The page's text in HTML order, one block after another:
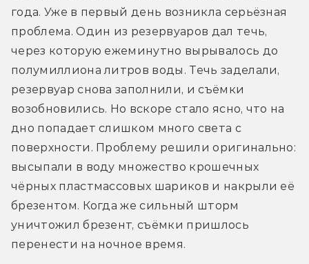
года. Уже в первый день возникла серьёзная
проблема. Один из резервуаров дал течь,
через которую ежеминутно вырывалось до
полумиллиона литров воды. Течь заделали,
резервуар снова заполнили, и съёмки
возобновились. Но вскоре стало ясно, что на
дно попадает слишком много света с
поверхности. Проблему решили оригинально:
высыпали в воду множество крошечных
чёрных пластмассовых шариков и накрыли её
брезентом. Когда же сильный шторм
уничтожил брезент, съёмки пришлось
перенести на ночное время.